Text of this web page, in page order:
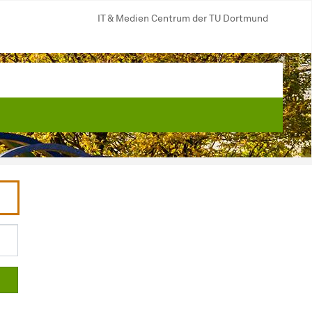
IT & Medien Centrum der TU Dortmund